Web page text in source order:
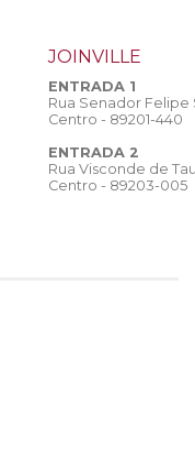
JOINVILLE
ENTRADA 1
Rua Senador
Centro - 89201-440
ENTRADA 2
Rua Visconde de
Centro - 89203-005